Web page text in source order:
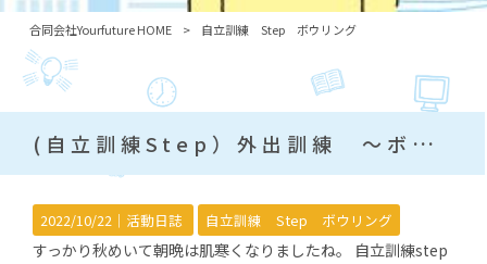
合同会社Yourfuture HOME > 自立訓練 Step ボウリング
(自立訓練Step）外出訓練 ～ボウリング編～
2022/10/22｜ 活動日誌 自立訓練 Step ボウリング
すっかり秋めいて朝晩は肌寒くなりましたね。 自立訓練step